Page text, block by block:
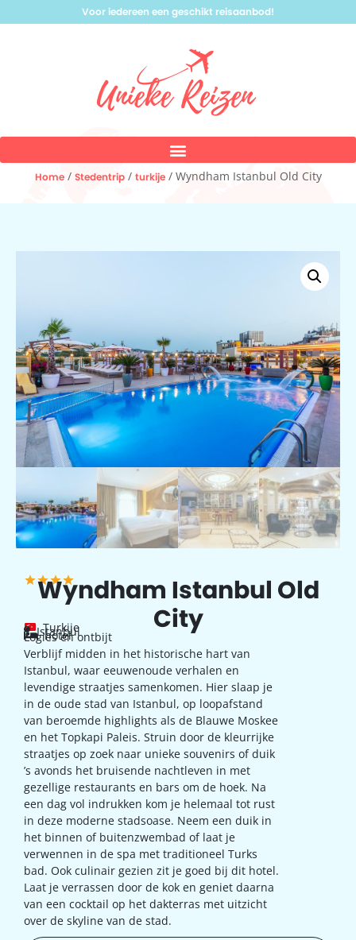
Voor iedereen een geschikt reisaanbod!
Home/ Stedentrip/ turkije/ Wyndham Istanbul Old City
Wyndham Istanbul Old
City
Turkije
Istanbul
hotel
Logies en ontbijt
Verblijf midden in het historische hart van
Istanbul, waar eeuwenoude verhalen en
levendige straatjes samenkomen. Hier slaap je
in de oude stad van Istanbul, op loopafstand
van beroemde highlights als de Blauwe Moskee
en het Topkapi Paleis. Struin door de kleurrijke
straatjes op zoek naar unieke souvenirs of duik
’s avonds het bruisende nachtleven in met
gezellige restaurants en bars om de hoek. Na
een dag vol indrukken kom je helemaal tot rust
in deze moderne stadsoase. Neem een duik in
het binnen of buitenzwembad of laat je
verwennen in de spa met traditioneel Turks
bad. Ook culinair gezien zit je goed bij dit hotel.
Laat je verrassen door de kok en geniet daarna
van een cocktail op het dakterras met uitzicht
over de skyline van de stad.